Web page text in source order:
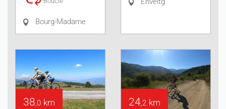
Bourg-Madame
38,0 km 24,2 km